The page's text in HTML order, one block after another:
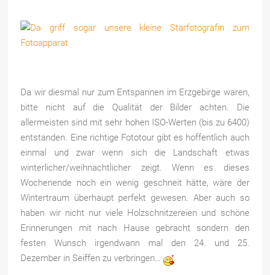
Da wir diesmal nur zum Entspannen im Erzgebirge waren,
bitte nicht auf die Qualität der Bilder achten. Die
allermeisten sind mit sehr hohen ISO-Werten (bis zu 6400)
entstanden. Eine richtige Fototour gibt es hoffentlich auch
einmal und zwar wenn sich die Landschaft etwas
winterlicher/weihnachtlicher zeigt. Wenn es dieses
Wochenende noch ein wenig geschneit hätte, wäre der
Wintertraum überhaupt perfekt gewesen. Aber auch so
haben wir nicht nur viele Holzschnitzereien und schöne
Erinnerungen mit nach Hause gebracht sondern den
festen Wunsch irgendwann mal den 24. und 25.
Dezember in Seiffen zu verbringen…